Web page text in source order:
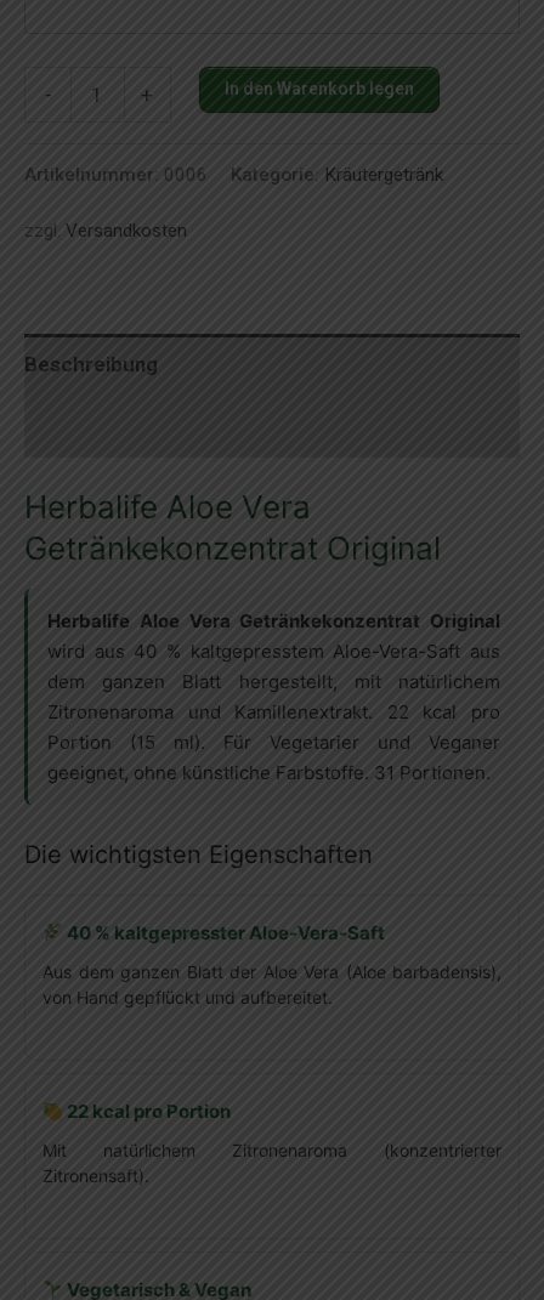
-
Herbalife
Vera
Menge
+ In den Warenkorb legen
Artikelnummer: 0006 Kategorie: Kräutergetränk
zzgl. Versandkosten
Beschreibung
Herbalife Aloe Vera
Getränkekonzentrat Original
Herbalife Aloe Vera Getränkekonzentrat Original
wird aus 40 % kaltgepresstem Aloe-Vera-Saft aus
dem ganzen Blatt hergestellt, mit natürlichem
Zitronenaroma und Kamillenextrakt. 22 kcal pro
Portion (15 ml). Für Vegetarier und Veganer
geeignet, ohne künstliche Farbstoffe. 31 Portionen.
Die wichtigsten Eigenschaften
40 % kaltgepresster Aloe-Vera-Saft
Aus dem ganzen Blatt der Aloe Vera (Aloe barbadensis),
von Hand gepflückt und aufbereitet.
22 kcal pro Portion
Mit natürlichem Zitronenaroma (konzentrierter
Zitronensaft).
Vegetarisch & Vegan